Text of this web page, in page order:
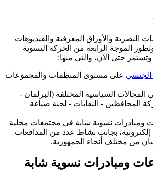
البصرية والأوراق المعرفية والفيديوهات
الموجة الرابعة من الحركة النسوية
الجنسي على مستوى المنظمات والمجموعات
المجالات السياسية المختلفة (البرلمان -
المحافظين - النقابات - لجنة صياغة
ومبادرات نسوية شابة في مجتمعات محلية
بجانب نشاط عدد من المدافعات
من مختلف أنحاء الجمهورية.
ومبادرات نسوية شابة